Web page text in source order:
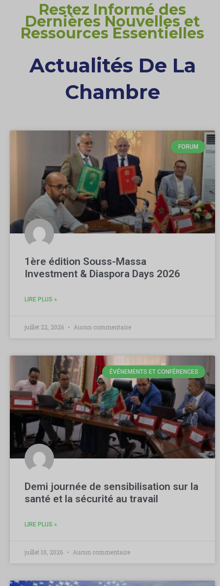
Restez Informé des
Dernières Nouvelles et
Ressources Essentielles
Actualités De La
Chambre
FORUM
1ère édition Souss-Massa
Investment & Diaspora Days 2026
LIRE PLUS »
juillet 22, 2026 Aucun commentaire
ÉVÉNEMENTS ET CONFÉRENCES
Demi journée de sensibilisation sur la
santé et la sécurité au travail
LIRE PLUS »
juillet 10, 2026 Aucun commentaire